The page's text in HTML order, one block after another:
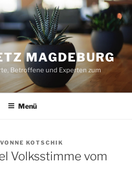
MAGDEBURG
Betroffene und Experten zum
Menü
KOTSCHIK
Volksstimme vom